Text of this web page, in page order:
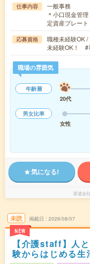
仕事内容
一般事務
＊小口現金管
定資産プレー
応募資格
職種未経験OK
未経験OK！ #
職場の雰囲気
年齢層
20代
男女比率
女性
気になる!
派遣会社
未読
NEW
掲載日 2026/08/07
【介護staff】人
験からはじめる生